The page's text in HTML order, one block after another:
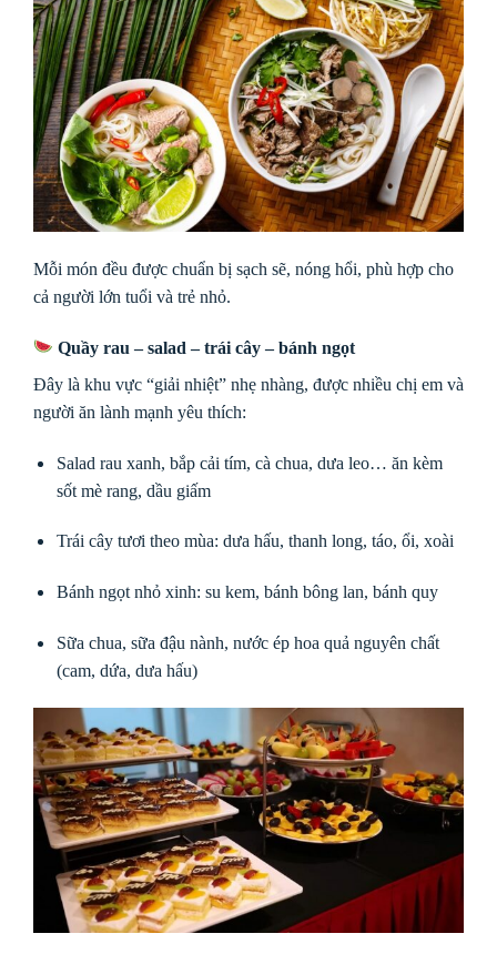
Mỗi món đều được chuẩn bị sạch sẽ, nóng hổi, phù hợp cho
cả người lớn tuổi và trẻ nhỏ.
Quầy rau – salad – trái cây – bánh ngọt
Đây là khu vực “giải nhiệt” nhẹ nhàng, được nhiều chị em và
người ăn lành mạnh yêu thích:
Salad rau xanh, bắp cải tím, cà chua, dưa leo… ăn kèm
sốt mè rang, dầu giấm
Trái cây tươi theo mùa: dưa hấu, thanh long, táo, ổi, xoài
Bánh ngọt nhỏ xinh: su kem, bánh bông lan, bánh quy
Sữa chua, sữa đậu nành, nước ép hoa quả nguyên chất
(cam, dứa, dưa hấu)